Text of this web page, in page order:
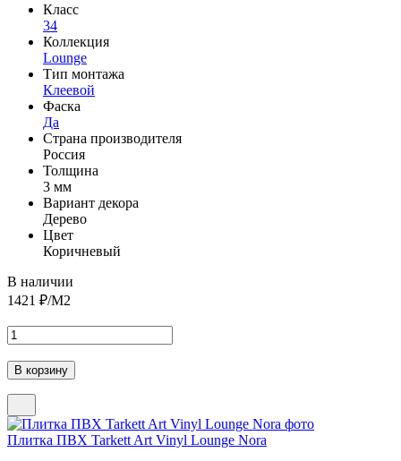
Класс
34
Коллекция
Lounge
Тип монтажа
Клеевой
Фаска
Да
Страна производителя
Россия
Толщина
3 мм
Вариант декора
Дерево
Цвет
Коричневый
В наличии
1421 ₽/М2
Плитка ПВХ Tarkett Art Vinyl Lounge Nora